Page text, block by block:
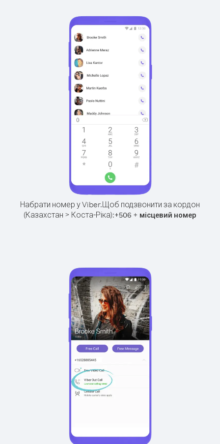
Набрати номер у Viber.Щоб подзвонити за кордон
(Казахстан > Коста-Ріка):+506 + місцевий номер